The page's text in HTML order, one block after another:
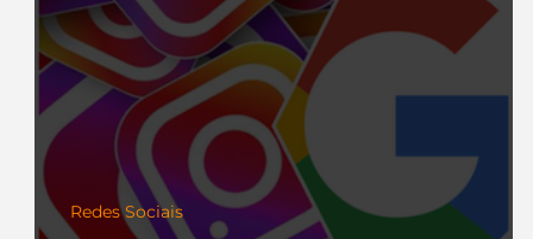
Redes Sociais